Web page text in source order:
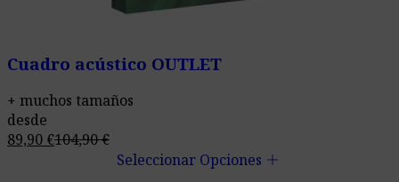
Cuadro acústico OUTLET
+ muchos tamaños
desde
89,90 €104,90€
Seleccionar Opciones add